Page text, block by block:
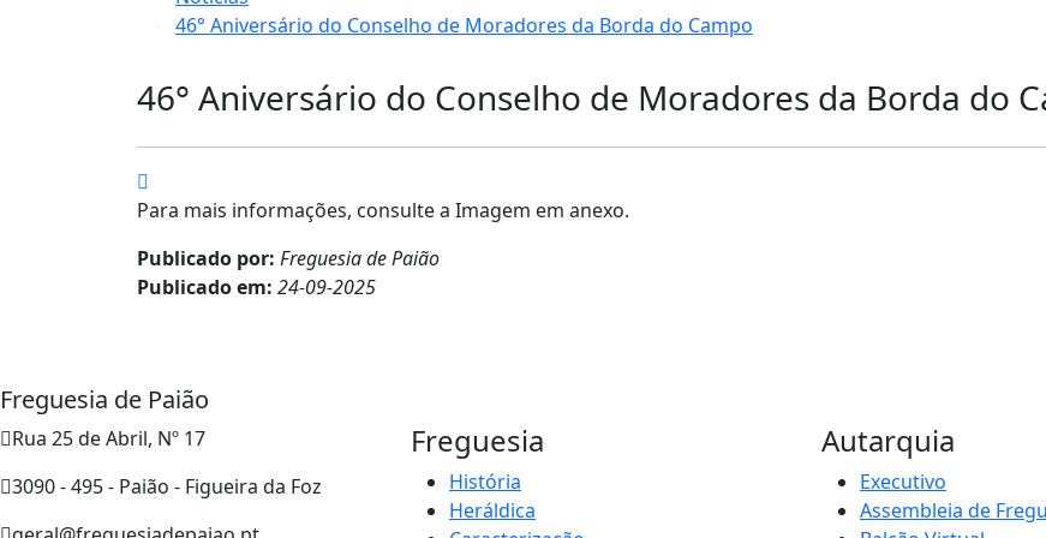
46° Aniversário do Conselho de Moradores da Borda do Campo
46° Aniversário do Conselho de Moradores da Borda do
Para mais informações, consulte a Imagem em anexo.
Publicado por: Freguesia de Paião
Publicado em: 24-09-2025
Freguesia de Paião
Rua 25 de Abril, Nº 17
3090 - 495 - Paião - Figueira da Foz
Freguesia
História
Heráldica
Autarquia
Executivo
Assembleia de